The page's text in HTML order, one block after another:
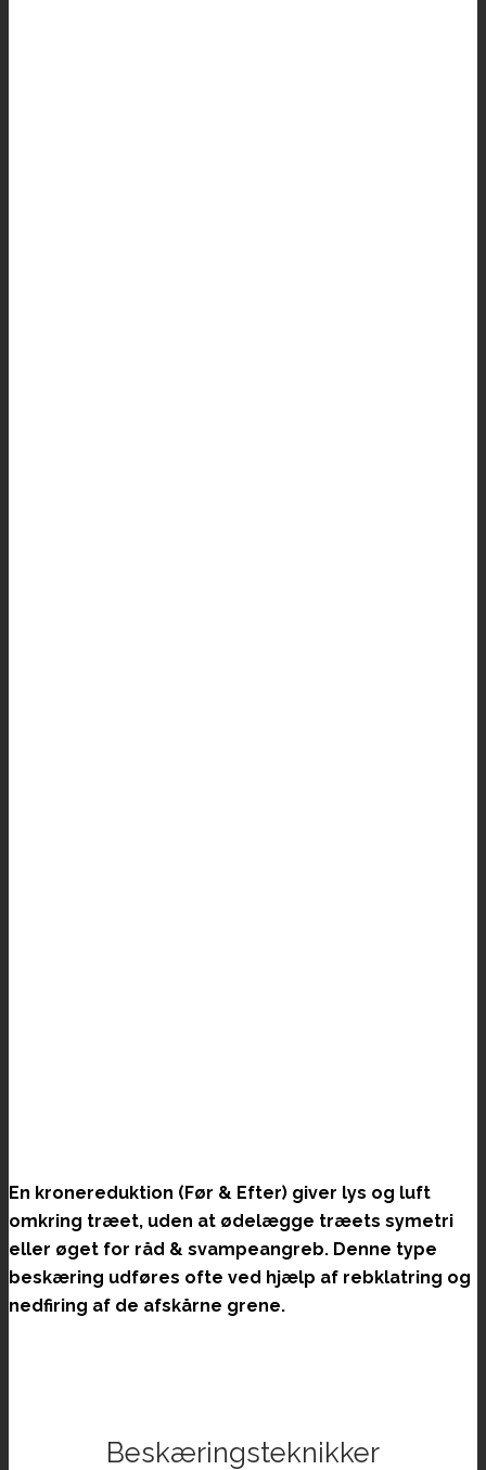
En kronereduktion (Før & Efter) giver lys og luft
omkring træet, uden at ødelægge træets symetri
eller øget for råd & svampeangreb. Denne type
beskæring udføres ofte ved hjælp af rebklatring og
nedfiring af de afskårne grene.
Beskæringsteknikker